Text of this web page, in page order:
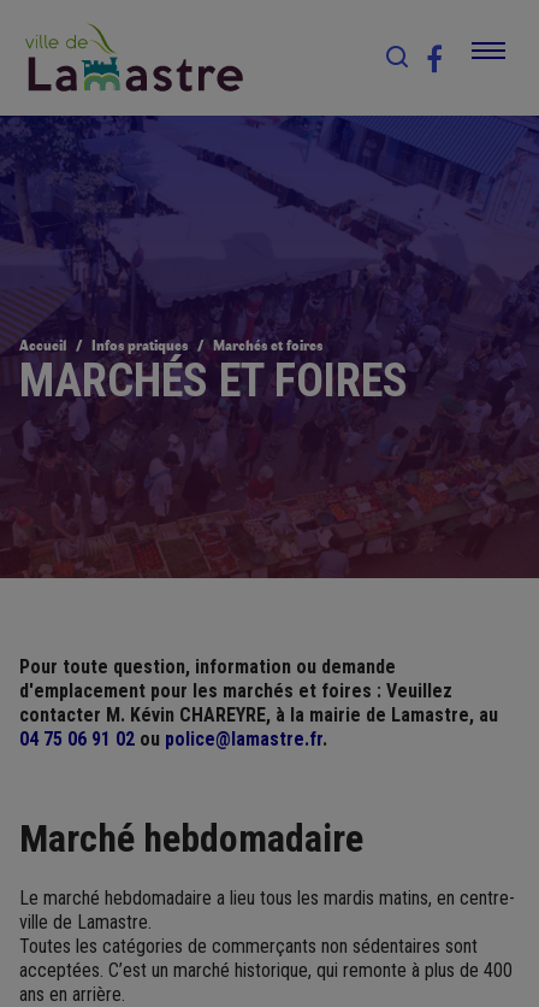
Accueil Infos pratiques Marchés et foires
MARCHÉS ET FOIRES
Pour toute question, information ou demande
d'emplacement pour les marchés et foires : Veuillez
contacter M. Kévin CHAREYRE, à la mairie de Lamastre, au
04 75 06 91 02 ou police@lamastre.fr.
Marché hebdomadaire
Le marché hebdomadaire a lieu tous les mardis matins, en centre-
ville de Lamastre.
Toutes les catégories de commerçants non sédentaires sont
acceptées. C’est un marché historique, qui remonte à plus de 400
ans en arrière.